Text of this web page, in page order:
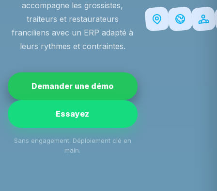
accompagne les grossistes,
traiteurs et restaurateurs
franciliens avec un ERP adapté à
leurs rythmes et contraintes.
Demander une démo
Essayez
Sans engagement. Déploiement clé en
main.